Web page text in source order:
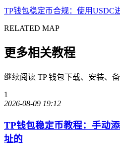
TP钱包稳定币合规：使用USDC
RELATED MAP
更多相关教程
继续阅读 TP 钱包下载、安装、
1
2026-08-09 19:12
TP钱包稳定币教程：手动
址的